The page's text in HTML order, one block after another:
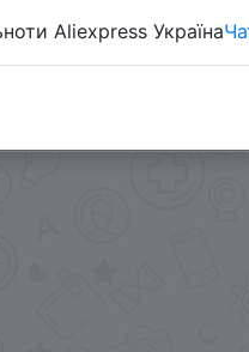
Aliexpress Україна